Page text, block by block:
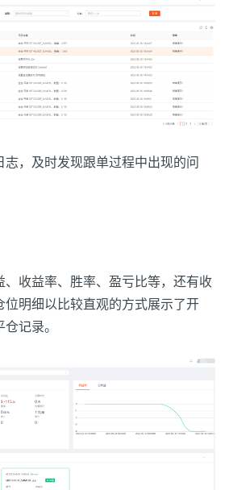
志，及时发现跟单过程中出现的问
、收益率、胜率、盈亏比等，还有收
位明细以比较直观的方式展示了开
记录。